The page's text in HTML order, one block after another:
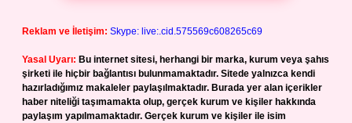
Reklam ve İletişim: Skype: live:.cid.575569c608265c69
Yasal Uyarı: Bu internet sitesi, herhangi bir marka, kurum veya şahıs
şirketi ile hiçbir bağlantısı bulunmamaktadır. Sitede yalnızca kendi
hazırladığımız makaleler paylaşılmaktadır. Burada yer alan içerikler
haber niteliği taşımamakta olup, gerçek kurum ve kişiler hakkında
paylaşım yapılmamaktadır. Gerçek kurum ve kişiler ile isim